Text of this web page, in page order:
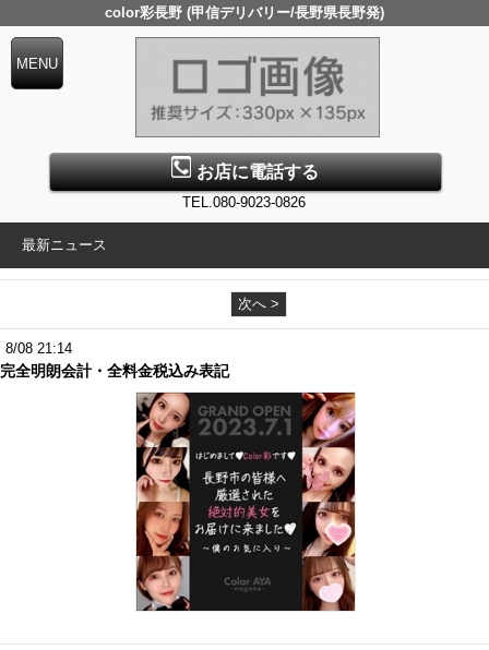
color彩長野 (甲信デリバリー/長野県長野発)
お店に電話する
TEL.080-9023-0826
最新ニュース
次へ >
8/08 21:14
完全明朗会計・全料金税込み表記